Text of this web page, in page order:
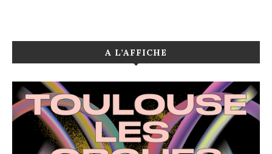
A L’AFFICHE